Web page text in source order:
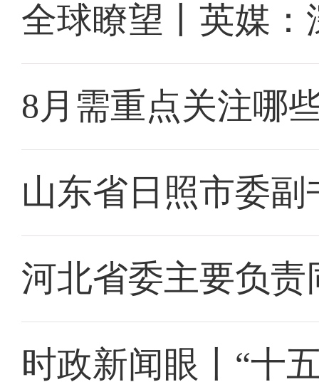
全球瞭望丨英媒
8月需重点关注哪
山东省日照市委
河北省委主要负
时政新闻眼丨“十